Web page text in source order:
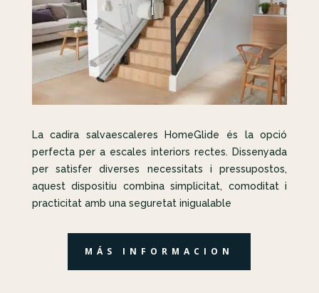
La cadira salvaescaleres HomeGlide és la opció
perfecta per a escales interiors rectes. Dissenyada
per satisfer diverses necessitats i pressupostos,
aquest dispositiu combina simplicitat, comoditat i
practicitat amb una seguretat inigualable
MÁS INFORMACION